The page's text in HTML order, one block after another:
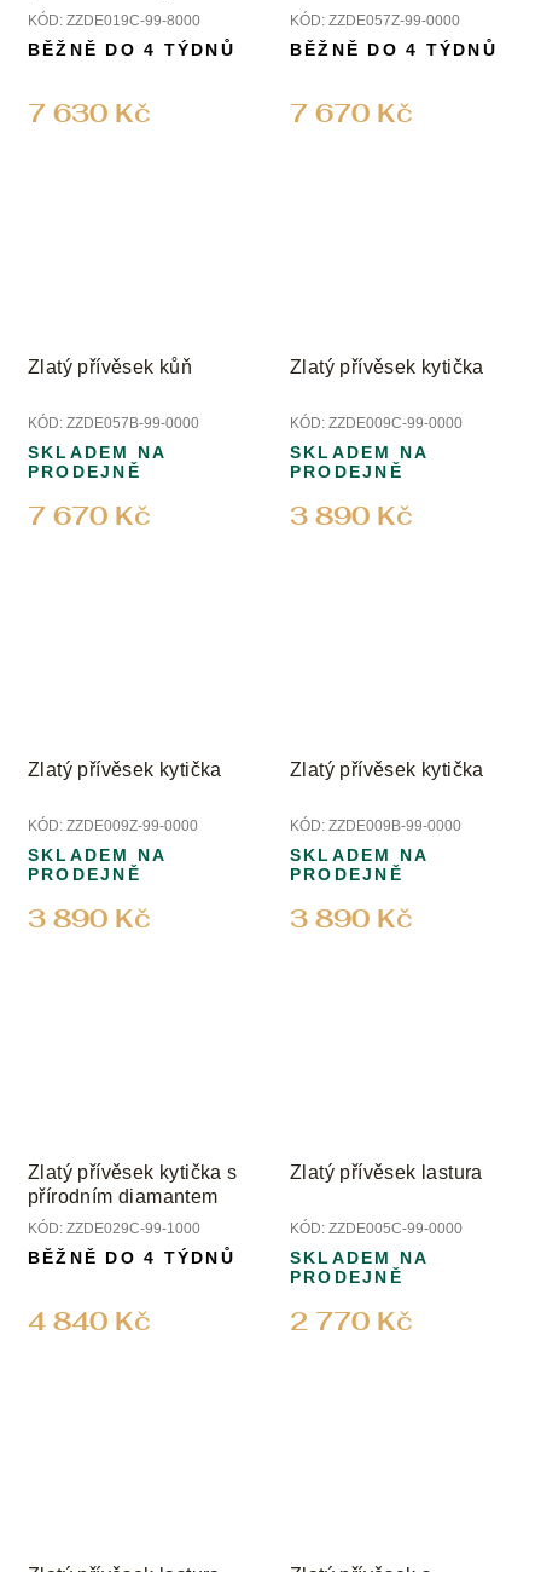
diamanty
KÓD: ZZDE019C-99-8000
7 630 Kč
BĚŽNĚ DO 4 TÝDNŮ
KÓD: ZZDE057Z-99-0000
7 670 Kč
BĚŽNĚ DO 4 TÝDNŮ
Zlatý přívěsek kůň
KÓD: ZZDE057B-99-0000
7 670 Kč
SKLADEM NA
PRODEJNĚ
Zlatý přívěsek kytička
KÓD: ZZDE009C-99-0000
3 890 Kč
SKLADEM NA
PRODEJNĚ
Zlatý přívěsek kytička
KÓD: ZZDE009Z-99-0000
3 890 Kč
SKLADEM NA
PRODEJNĚ
Zlatý přívěsek kytička
KÓD: ZZDE009B-99-0000
3 890 Kč
SKLADEM NA
PRODEJNĚ
Zlatý přívěsek kytička s
přírodním diamantem
KÓD: ZZDE029C-99-1000
4 840 Kč
BĚŽNĚ DO 4 TÝDNŮ
Zlatý přívěsek lastura
KÓD: ZZDE005C-99-0000
2 770 Kč
SKLADEM NA
PRODEJNĚ